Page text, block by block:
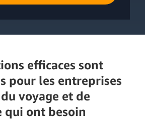
efficaces sont
pour les entreprises
voyage et de
ont besoin